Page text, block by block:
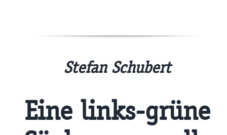
Stefan Schubert
Eine links-grüne